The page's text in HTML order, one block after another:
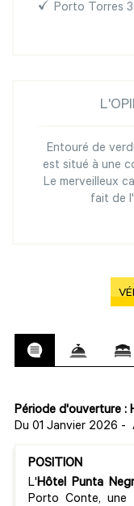
Porto Torres
Entouré de
est situé à une
Le merveilleux
fait de
Période d'ouverture :
Du 01 Janvier 2026 -
POSITION
L'Hôtel Punta
Porto Conte, une